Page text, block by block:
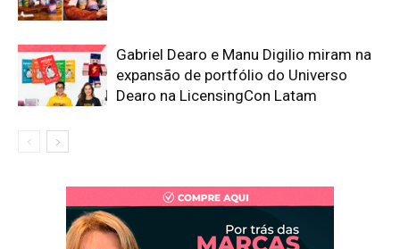
Gabriel Dearo e Manu Digilio miram na
expansão de portfólio do Universo
Dearo na LicensingCon Latam